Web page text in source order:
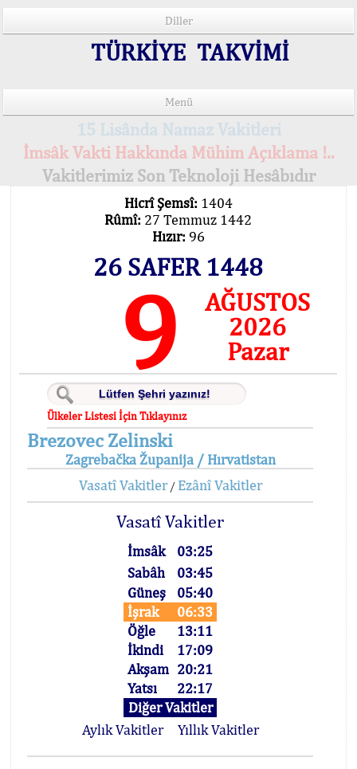
Diller
TÜRKİYE TAKVİMİ
Menü
15 Lisânda Namaz Vakitleri
İmsâk Vakti Hakkında Mühim Açıklama !..
Vakitlerimiz Son Teknoloji Hesâbıdır
Hicrî Şemsî: 1404
Rûmî: 27 Temmuz 1442
Hızır: 96
26 SAFER 1448
9
AĞUSTOS
2026
Pazar
Ülkeler Listesi İçin Tıklayınız
Brezovec Zelinski
Zagrebačka Županija / Hırvatistan
Vasatî Vakitler/ Ezânî Vakitler
Vasatî Vakitler
İmsâk
03:25
Sabâh
03:45
Güneş
05:40
İşrak
06:33
Öğle
13:11
İkindi
17:09
Akşam 20:21
Yatsı
22:17
Diğer Vakitler
Aylık Vakitler
Yıllık Vakitler